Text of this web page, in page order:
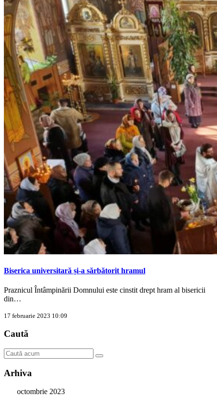
Biserica universitară și-a sărbătorit hramul
Praznicul Întâmpinării Domnului este cinstit drept hram al bisericii
din…
17 februarie 2023 10:09
Caută
Arhiva
octombrie 2023